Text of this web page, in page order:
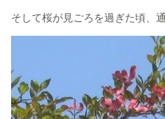
そして桜が見ごろを過ぎた頃、